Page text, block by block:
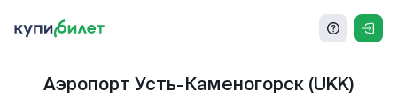
Аэропорт Усть-Каменогорск (UKK)